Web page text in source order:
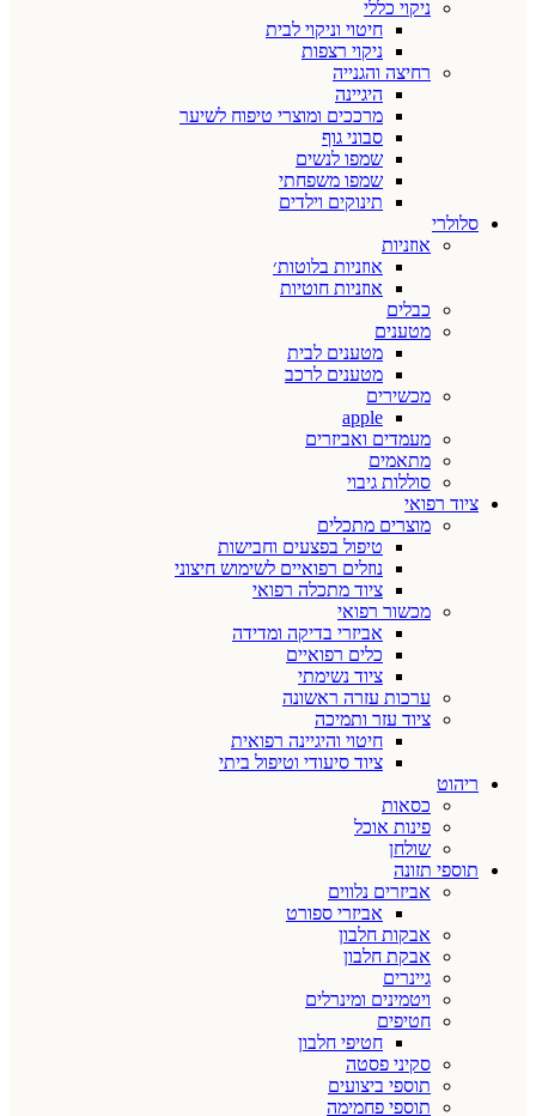
ניקוי כללי
חיטוי וניקוי לבית
ניקוי רצפות
רחיצה והגנייה
היגיינה
מרככים ומוצרי טיפוח לשיער
סבוני גוף
שמפו לנשים
שמפו משפחתי
תינוקים וילדים
סלולרי
אוזניות
אוזניות בלוטות׳
אוזניות חוטיות
כבלים
מטענים
מטענים לבית
מטענים לרכב
מכשירים
apple
מעמדים ואביזרים
מתאמים
סוללות גיבוי
ציוד רפואי
מוצרים מתכלים
טיפול בפצעים וחבישות
נוזלים רפואיים לשימוש חיצוני
ציוד מתכלה רפואי
מכשור רפואי
אביזרי בדיקה ומדידה
כלים רפואיים
ציוד נשימתי
ערכות עזרה ראשונה
ציוד עזר ותמיכה
חיטוי והיגיינה רפואית
ציוד סיעודי וטיפול ביתי
ריהוט
כסאות
פינות אוכל
שולחן
תוספי תזונה
אביזרים נלווים
אביזרי ספורט
אבקות חלבון
אבקת חלבון
גיינרים
ויטמינים ומינרלים
חטיפים
חטיפי חלבון
סקיני פסטה
תוספי ביצועים
תוספי פחמימה